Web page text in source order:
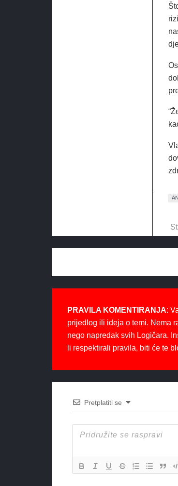
PRAVILA KOMENTIRANJA:
prijedlog ili ideja o temi. Nema
nego napredak svih Logičara.
li respektirali pravila, biti će te
Pretplatiti se